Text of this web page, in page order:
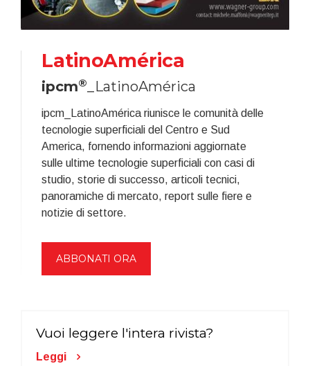
LatinoAmérica
ipcm® _LatinoAmérica
ipcm_LatinoAmérica riunisce le comunità delle
tecnologie superficiali del Centro e Sud
America, fornendo informazioni aggiornate
sulle ultime tecnologie superficiali con casi di
studio, storie di successo, articoli tecnici,
panoramiche di mercato, report sulle fiere e
notizie di settore.
ABBONATI ORA
Vuoi leggere l'intera rivista?
Leggi